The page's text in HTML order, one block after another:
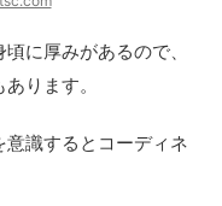
に厚みがあるので、
ります。
識するとコーディネ